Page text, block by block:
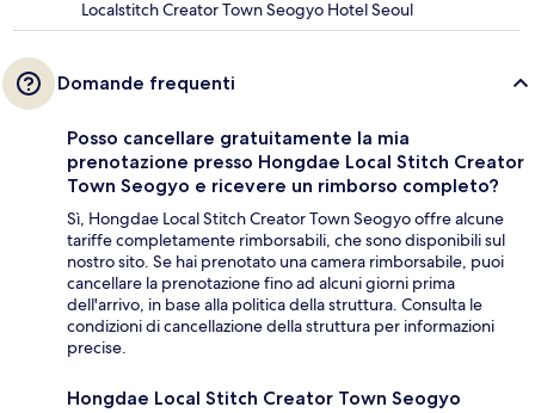
Localstitch Creator Town Seogyo Hotel Seoul
Domande frequenti
Posso cancellare gratuitamente la mia
prenotazione presso Hongdae Local Stitch Creator
Town Seogyo e ricevere un rimborso completo?
Sì, Hongdae Local Stitch Creator Town Seogyo offre alcune
tariffe completamente rimborsabili, che sono disponibili sul
nostro sito. Se hai prenotato una camera rimborsabile, puoi
cancellare la prenotazione fino ad alcuni giorni prima
dell'arrivo, in base alla politica della struttura. Consulta le
condizioni di cancellazione della struttura per informazioni
precise.
Hongdae Local Stitch Creator Town Seogyo